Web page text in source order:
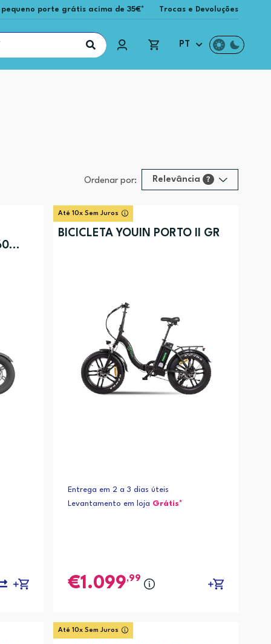
porte grátis acima de 35€* Trocas e Devoluções
PT
Ordenar por: Relevância ?
Até 10x Sem Juros
BICICLETA YOUIN PORTO II GR
Entrega em 2 a 3 dias úteis
Levantamento em loja Grátis*
1.099,99
Até 10x Sem Juros